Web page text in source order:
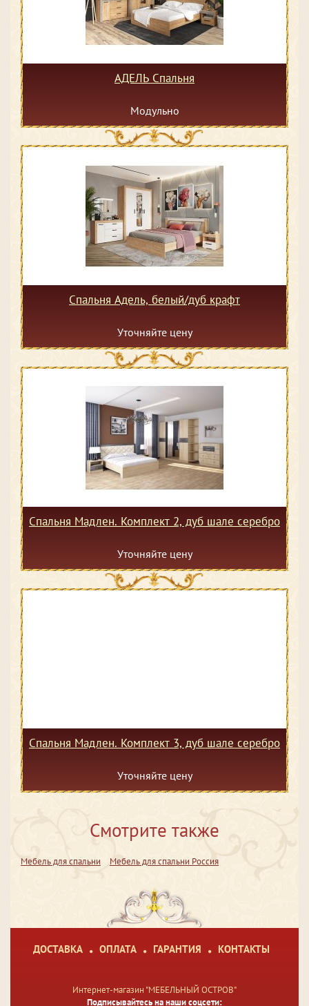
АДЕЛЬ Спальня
Модульно
Спальня Адель, белый/дуб крафт
Уточняйте цену
Спальня Мадлен. Комплект 2, дуб шале серебро
Уточняйте цену
Спальня Мадлен. Комплект 3, дуб шале серебро
Уточняйте цену
Смотрите также
Мебель для спальни Мебель для спальни Россия
ДОСТАВКА ОПЛАТА ГАРАНТИЯ КОНТАКТЫ
Интернет-магазин "МЕБЕЛЬНЫЙ ОСТРОВ"
Подписывайтесь на наши соцсети: